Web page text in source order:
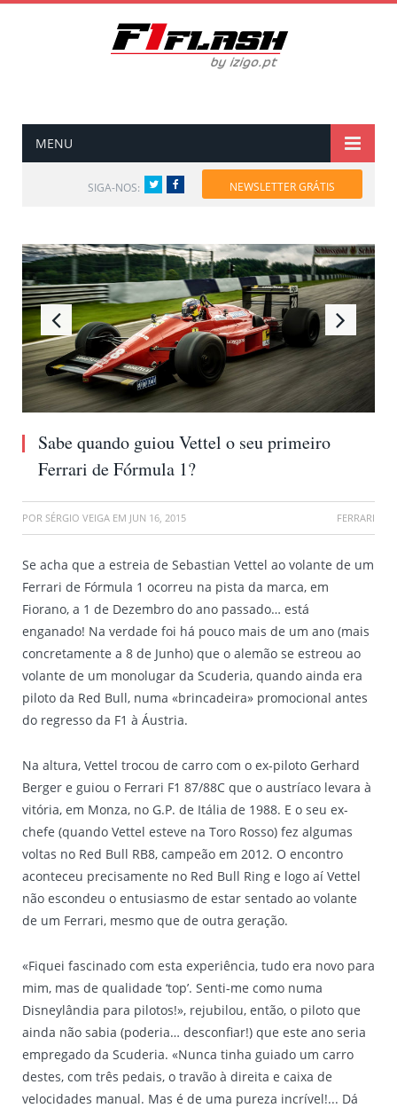
MENU
SIGA-NOS: TwitterFacebook NEWSLETTER GRÁTIS
Sabe quando guiou Vettel o seu primeiro
Ferrari de Fórmula 1?
POR SÉRGIO VEIGA EM JUN 16, 2015 FERRARI
Se acha que a estreia de Sebastian Vettel ao volante de um
Ferrari de Fórmula 1 ocorreu na pista da marca, em
Fiorano, a 1 de Dezembro do ano passado… está
enganado! Na verdade foi há pouco mais de um ano (mais
concretamente a 8 de Junho) que o alemão se estreou ao
volante de um monolugar da Scuderia, quando ainda era
piloto da Red Bull, numa «brincadeira» promocional antes
do regresso da F1 à Áustria.
Na altura, Vettel trocou de carro com o ex-piloto Gerhard
Berger e guiou o Ferrari F1 87/88C que o austríaco levara à
vitória, em Monza, no G.P. de Itália de 1988. E o seu ex-
chefe (quando Vettel esteve na Toro Rosso) fez algumas
voltas no Red Bull RB8, campeão em 2012. O encontro
aconteceu precisamente no Red Bull Ring e logo aí Vettel
não escondeu o entusiasmo de estar sentado ao volante
de um Ferrari, mesmo que de outra geração.
«Fiquei fascinado com esta experiência, tudo era novo para
mim, mas de qualidade ‘top’. Senti-me como numa
Disneylândia para pilotos!», rejubilou, então, o piloto que
ainda não sabia (poderia… desconfiar!) que este ano seria
empregado da Scuderia. «Nunca tinha guiado um carro
destes, com três pedais, o travão à direita e caixa de
velocidades manual. Mas é de uma pureza incrível!... Dá